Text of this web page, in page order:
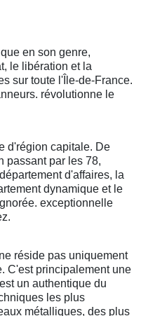
en son genre,
le libération et la
sur toute l'Île-de-France.
révolutionne le
d'région capitale. De
passant par les 78,
d'affaires, la
dynamique et le
exceptionnelle
réside pas uniquement
C'est principalement une
un authentique du
les plus
métalliques, des plus